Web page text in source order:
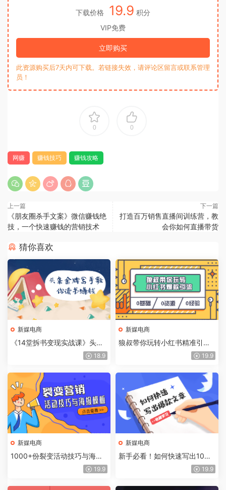
下载价格 19.9 积分
VIP免费
立即购买
此资源购买后7天内可下载。若链接失效，请评论区留言或联系管理
员！
0 0
网赚 赚钱技巧 赚钱攻略
上一篇
《朋友圈杀手文案》微信赚钱绝
技，一个快速赚钱的营销技术
下一篇
打造百万销售直播间训练营，教
会你如何直播带货
猜你喜欢
新媒电商
《14堂拆书变现实战课》头条
18.9
新媒电商
狼叔带你玩转小红书精准引流
19.9
新媒电商
1000+份裂变活动技巧与海报
19.9
新媒电商
新手必看！如何快速写出10W
19.9